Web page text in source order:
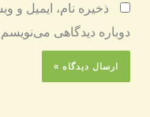
ذخیره نام، ایمیل و
دوباره دیدگاهی